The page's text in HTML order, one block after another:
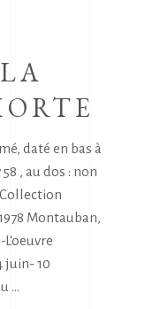
daté en bas à
, au dos : non
Collection
Montauban,
juin- 10